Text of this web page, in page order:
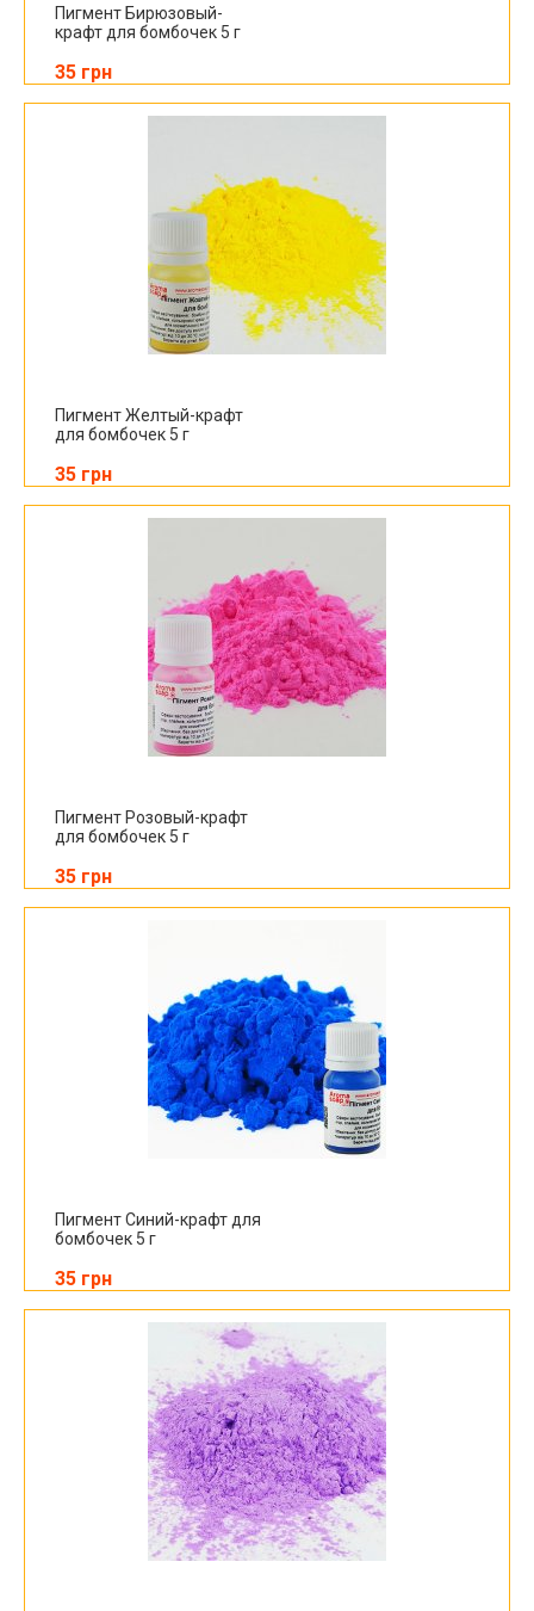
Пигмент Бирюзовый-
крафт для бомбочек 5 г
35 грн
Пигмент Желтый-крафт
для бомбочек 5 г
35 грн
Пигмент Розовый-крафт
для бомбочек 5 г
35 грн
Пигмент Синий-крафт для
бомбочек 5 г
35 грн